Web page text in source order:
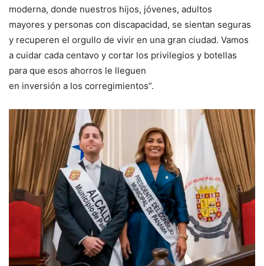
moderna, donde nuestros hijos, jóvenes, adultos
mayores y personas con discapacidad, se sientan seguras
y recuperen el orgullo de vivir en una gran ciudad. Vamos
a cuidar cada centavo y cortar los privilegios y botellas
para que esos ahorros le lleguen
en inversión a los corregimientos”.